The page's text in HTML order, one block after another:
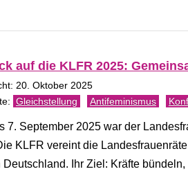
auf die KLFR 2025:
20. Oktober 2025
Gleichstellung Antifeminismus
7. September 2025 war der
KLFR vereint die
Deutschland. Ihr Ziel: Kräfte